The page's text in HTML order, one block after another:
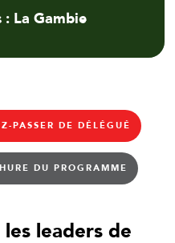
: La Gambie
PASSER DE DÉLÉGUÉ
DU PROGRAMME
leaders de